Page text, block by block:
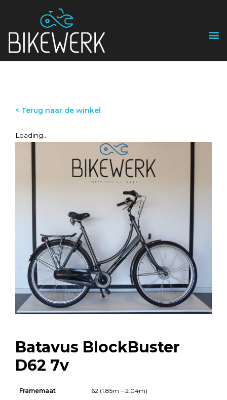
< Terug naar de winkel
Loading...
Batavus BlockBuster
D62 7v
Framemaat 62 (1.85m – 2.04m)